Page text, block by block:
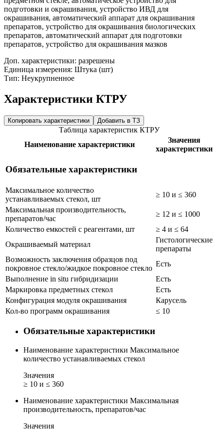
подготовки и окрашивания, устройство ИВД для
окрашивания, автоматический аппарат для окрашивания
препаратов, устройство для окрашивания биологических
препаратов, автоматический аппарат для подготовки
препаратов, устройство для окрашивания мазков
Доп. характеристики: разрешены
Единица измерения: Штука (шт)
Тип: Неукрупненное
Характеристики КТРУ
Копировать характеристики Добавить в ТЗ
Таблица характеристик КТРУ
Наименование характеристики
Значения
характеристики
Обязательные характеристики
Максимальное количество
устанавливаемых стекол, шт
≥ 10 и ≤ 360
Максимальная производительность,
препаратов/час
≥ 12 и ≤ 1000
Количество емкостей с реагентами, шт
≥ 4 и ≤ 64
Окрашиваемый материал
Гистологические
препараты
Возможность заключения образцов под
покровное стекло/жидкое покровное стекло
Есть
Выполнение in situ гибридизации
Есть
Маркировка предметных стекол
Есть
Конфигурация модуля окрашивания
Карусель
Кол-во программ окрашивания
≤ 10
Обязательные характеристики
Наименование характеристики Максимальное
количество устанавливаемых стекол
Значения
≥ 10 и ≤ 360
Наименование характеристики Максимальная
производительность, препаратов/час
Значения